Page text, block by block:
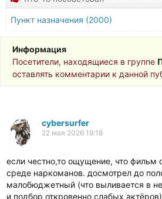
Пункт назначения (2000)
Информация
Посетители, находящиеся в группе
оставлять комментарии к данной
cybersurfer
22 мая 2026 19:18
если честно,то ощущение, что фильм
среде наркоманов. досмотрел до
малобюджетный (что выливается в
и подбор откровенно слабых